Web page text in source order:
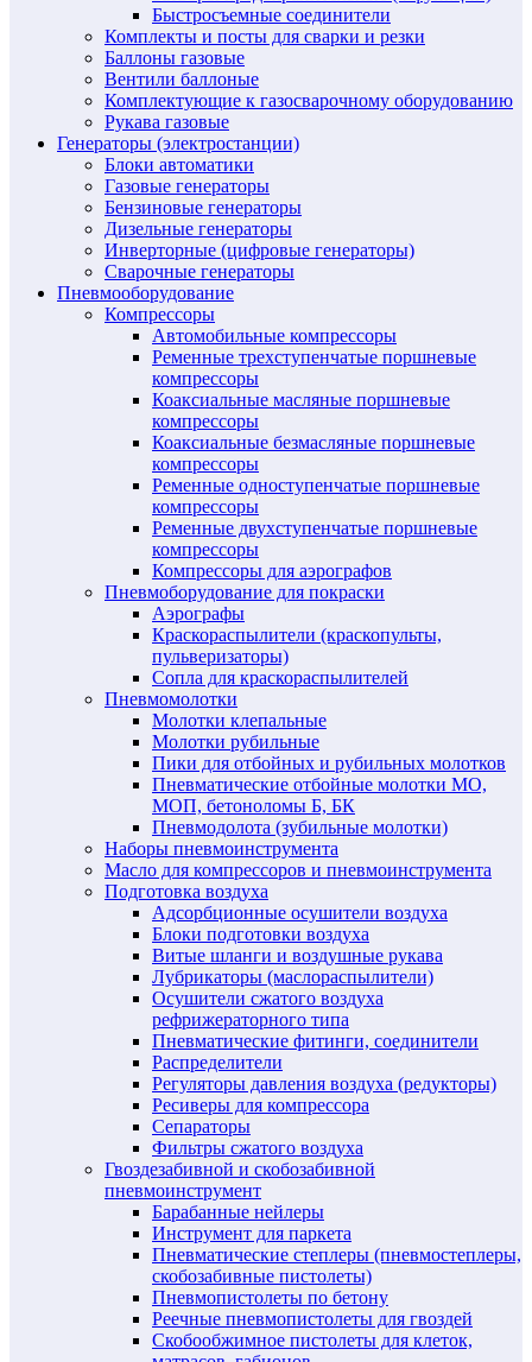
Быстросъемные соединители
Комплекты и посты для сварки и резки
Баллоны газовые
Вентили баллоные
Комплектующие к газосварочному оборудованию
Рукава газовые
Генераторы (электростанции)
Блоки автоматики
Газовые генераторы
Бензиновые генераторы
Дизельные генераторы
Инверторные (цифровые генераторы)
Сварочные генераторы
Пневмооборудование
Компрессоры
Автомобильные компрессоры
Ременные трехступенчатые поршневые
компрессоры
Коаксиальные масляные поршневые
компрессоры
Коаксиальные безмасляные поршневые
компрессоры
Ременные одноступенчатые поршневые
компрессоры
Ременные двухступенчатые поршневые
компрессоры
Компрессоры для аэрографов
Пневмоборудование для покраски
Аэрографы
Краскораспылители (краскопульты,
пульверизаторы)
Сопла для краскораспылителей
Пневмомолотки
Молотки клепальные
Молотки рубильные
Пики для отбойных и рубильных молотков
Пневматические отбойные молотки МО,
МОП, бетоноломы Б, БК
Пневмодолота (зубильные молотки)
Наборы пневмоинструмента
Масло для компрессоров и пневмоинструмента
Подготовка воздуха
Адсорбционные осушители воздуха
Блоки подготовки воздуха
Витые шланги и воздушные рукава
Лубрикаторы (маслораспылители)
Осушители сжатого воздуха
рефрижераторного типа
Пневматические фитинги, соединители
Распределители
Регуляторы давления воздуха (редукторы)
Ресиверы для компрессора
Сепараторы
Фильтры сжатого воздуха
Гвоздезабивной и скобозабивной
пневмоинструмент
Барабанные нейлеры
Инструмент для паркета
Пневматические степлеры (пневмостеплеры,
скобозабивные пистолеты)
Пневмопистолеты по бетону
Реечные пневмопистолеты для гвоздей
Скобообжимное пистолеты для клеток,